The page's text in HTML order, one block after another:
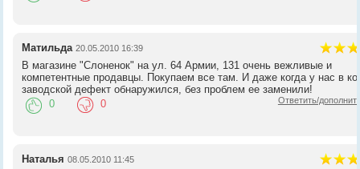
Матильда 20.05.2010 16:39
В магазине "Слоненок" на ул. 64 Армии, 131 очень вежливые и
компетентные продавцы. Покупаем все там. И даже когда у нас в
заводской дефект обнаружился, без проблем ее заменили!
Ответить/
0 0
Наталья 08.05.2010 11:45